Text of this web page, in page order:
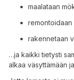
maalataan
remontoidaan
rakennetaan
…ja kaikki tietysti
alkaa väsyttämään